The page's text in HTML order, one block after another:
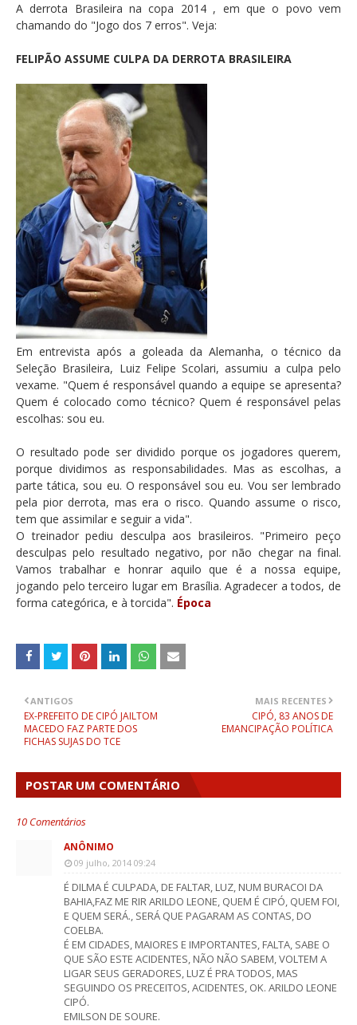
A derrota Brasileira na copa 2014 , em que o povo vem
chamando do "Jogo dos 7 erros". Veja:
FELIPÃO ASSUME CULPA DA DERROTA BRASILEIRA
Em entrevista após a goleada da Alemanha, o técnico da
Seleção Brasileira, Luiz Felipe Scolari, assumiu a culpa pelo
vexame. "Quem é responsável quando a equipe se apresenta?
Quem é colocado como técnico? Quem é responsável pelas
escolhas: sou eu.
O resultado pode ser dividido porque os jogadores querem,
porque dividimos as responsabilidades. Mas as escolhas, a
parte tática, sou eu. O responsável sou eu. Vou ser lembrado
pela pior derrota, mas era o risco. Quando assume o risco,
tem que assimilar e seguir a vida".
O treinador pediu desculpa aos brasileiros. "Primeiro peço
desculpas pelo resultado negativo, por não chegar na final.
Vamos trabalhar e honrar aquilo que é a nossa equipe,
jogando pelo terceiro lugar em Brasília. Agradecer a todos, de
forma categórica, e à torcida". Época
MAIS RECENTES
CIPÓ, 83 ANOS DE
EMANCIPAÇÃO POLÍTICA
ANTIGOS
EX-PREFEITO DE CIPÓ JAILTOM
MACEDO FAZ PARTE DOS
FICHAS SUJAS DO TCE
POSTAR UM COMENTÁRIO
10 Comentários
ANÔNIMO
09 julho, 2014 09:24
É DILMA É CULPADA, DE FALTAR, LUZ, NUM BURACOI DA
BAHIA,FAZ ME RIR ARILDO LEONE, QUEM É CIPÓ, QUEM FOI,
E QUEM SERÁ., SERÁ QUE PAGARAM AS CONTAS, DO
COELBA.
É EM CIDADES, MAIORES E IMPORTANTES, FALTA, SABE O
QUE SÃO ESTE ACIDENTES, NÃO NÃO SABEM, VOLTEM A
LIGAR SEUS GERADORES, LUZ É PRA TODOS, MAS
SEGUINDO OS PRECEITOS, ACIDENTES, OK. ARILDO LEONE
CIPÓ.
EMILSON DE SOURE.